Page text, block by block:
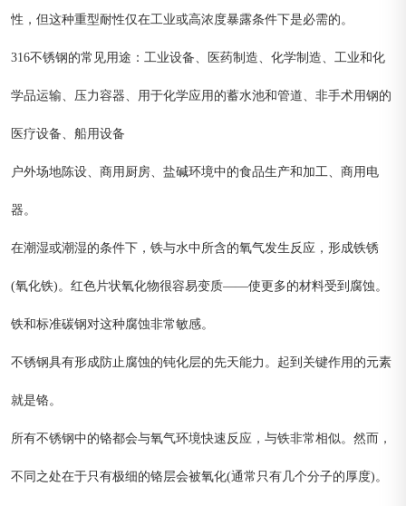
性，但这种重型耐性仅在工业或高浓度暴露条件下是必需的。
316不锈钢的常见用途：工业设备、医药制造、化学制造、工业和化
学品运输、压力容器、用于化学应用的蓄水池和管道、非手术用钢的
医疗设备、船用设备
户外场地陈设、商用厨房、盐碱环境中的食品生产和加工、商用电
器。
在潮湿或潮湿的条件下，铁与水中所含的氧气发生反应，形成铁锈
(氧化铁)。红色片状氧化物很容易变质——使更多的材料受到腐蚀。
铁和标准碳钢对这种腐蚀非常敏感。
不锈钢具有形成防止腐蚀的钝化层的先天能力。起到关键作用的元素
就是铬。
所有不锈钢中的铬都会与氧气环境快速反应，与铁非常相似。然而，
不同之处在于只有极细的铬层会被氧化(通常只有几个分子的厚度)。